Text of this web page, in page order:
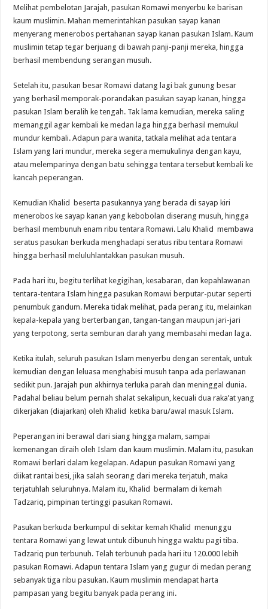
Melihat pembelotan Jarajah, pasukan Romawi menyerbu ke barisan
kaum muslimin. Mahan memerintahkan pasukan sayap kanan
menyerang menerobos pertahanan sayap kanan pasukan Islam. Kaum
muslimin tetap tegar berjuang di bawah panji-panji mereka, hingga
berhasil membendung serangan musuh.
Setelah itu, pasukan besar Romawi datang lagi bak gunung besar
yang berhasil memporak-porandakan pasukan sayap kanan, hingga
pasukan Islam beralih ke tengah. Tak lama kemudian, mereka saling
memanggil agar kembali ke medan laga hingga berhasil memukul
mundur kembali. Adapun para wanita, tatkala melihat ada tentara
Islam yang lari mundur, mereka segera memukulinya dengan kayu,
atau melemparinya dengan batu sehingga tentara tersebut kembali ke
kancah peperangan.
Kemudian Khalid beserta pasukannya yang berada di sayap kiri
menerobos ke sayap kanan yang kebobolan diserang musuh, hingga
berhasil membunuh enam ribu tentara Romawi. Lalu Khalid membawa
seratus pasukan berkuda menghadapi seratus ribu tentara Romawi
hingga berhasil meluluhlantakkan pasukan musuh.
Pada hari itu, begitu terlihat kegigihan, kesabaran, dan kepahlawanan
tentara-tentara Islam hingga pasukan Romawi berputar-putar seperti
penumbuk gandum. Mereka tidak melihat, pada perang itu, melainkan
kepala-kepala yang berterbangan, tangan-tangan maupun jari-jari
yang terpotong, serta semburan darah yang membasahi medan laga.
Ketika itulah, seluruh pasukan Islam menyerbu dengan serentak, untuk
kemudian dengan leluasa menghabisi musuh tanpa ada perlawanan
sedikit pun. Jarajah pun akhirnya terluka parah dan meninggal dunia.
Padahal beliau belum pernah shalat sekalipun, kecuali dua raka’at yang
dikerjakan (diajarkan) oleh Khalid ketika baru/awal masuk Islam.
Peperangan ini berawal dari siang hingga malam, sampai
kemenangan diraih oleh Islam dan kaum muslimin. Malam itu, pasukan
Romawi berlari dalam kegelapan. Adapun pasukan Romawi yang
diikat rantai besi, jika salah seorang dari mereka terjatuh, maka
terjatuhlah seluruhnya. Malam itu, Khalid bermalam di kemah
Tadzariq, pimpinan tertinggi pasukan Romawi.
Pasukan berkuda berkumpul di sekitar kemah Khalid menunggu
tentara Romawi yang lewat untuk dibunuh hingga waktu pagi tiba.
Tadzariq pun terbunuh. Telah terbunuh pada hari itu 120.000 lebih
pasukan Romawi. Adapun tentara Islam yang gugur di medan perang
sebanyak tiga ribu pasukan. Kaum muslimin mendapat harta
pampasan yang begitu banyak pada perang ini.